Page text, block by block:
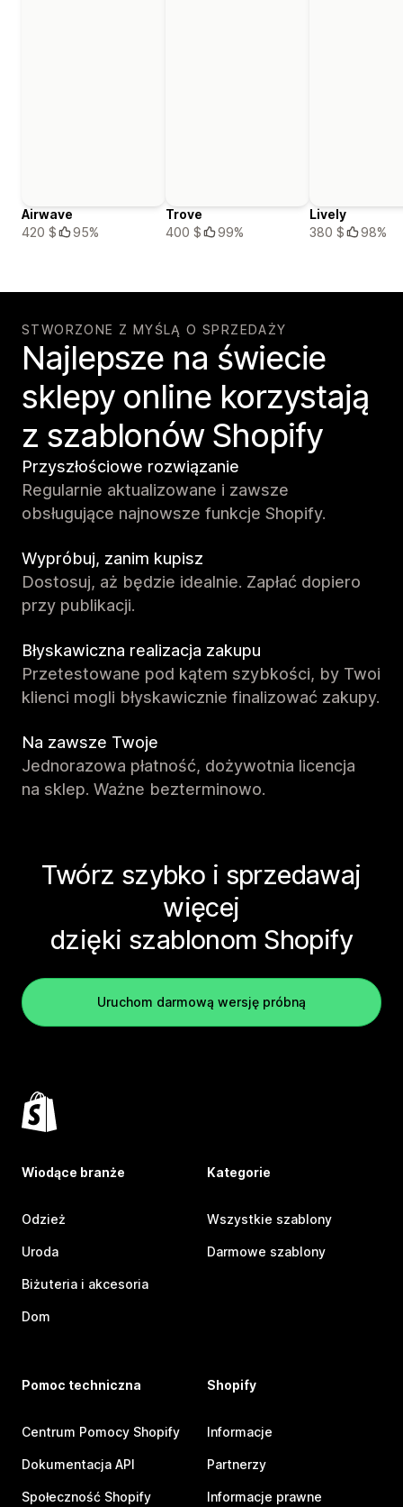
Airwave
420 $
95%
Trove
400 $
99%
Lively
380 $
98%
STWORZONE Z MYŚLĄ O SPRZEDAŻY
Najlepsze na świecie
sklepy online korzystają
z szablonów Shopify
Przyszłościowe rozwiązanie
Regularnie aktualizowane i zawsze
obsługujące najnowsze funkcje Shopify.
Wypróbuj, zanim kupisz
Dostosuj, aż będzie idealnie. Zapłać dopiero
przy publikacji.
Błyskawiczna realizacja zakupu
Przetestowane pod kątem szybkości, by Twoi
klienci mogli błyskawicznie finalizować zakupy.
Na zawsze Twoje
Jednorazowa płatność, dożywotnia licencja
na sklep. Ważne bezterminowo.
Twórz szybko i sprzedawaj
więcej
dzięki szablonom Shopify
Uruchom darmową wersję próbną
Wiodące branże
Odzież
Uroda
Biżuteria i akcesoria
Dom
Kategorie
Wszystkie szablony
Darmowe szablony
Pomoc techniczna
Centrum Pomocy Shopify
Dokumentacja API
Społeczność Shopify
Shopify
Informacje
Partnerzy
Informacje prawne